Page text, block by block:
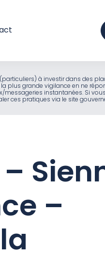
à investir dans des
plus grande vigilance en ne
instantanées. Si
ces pratiques via le site
–